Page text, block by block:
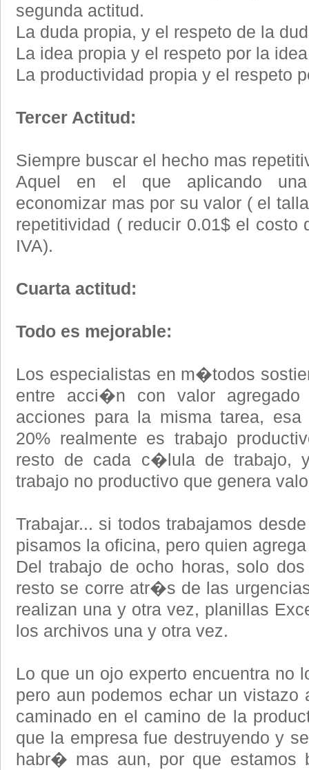
segunda actitud.
La duda propia, y el respeto de la
La idea propia y el respeto por la
La productividad propia y el respeto
Tercer Actitud:
Siempre buscar el hecho mas
Aquel en el que aplicando
economizar mas por su valor ( el
repetitividad ( reducir 0.01$ el costo
IVA).
Cuarta actitud:
Todo es mejorable:
Los especialistas en m�todos
entre acci�n con valor
acciones para la misma tarea,
20% realmente es trabajo
resto de cada c�lula de trabajo,
trabajo no productivo que genera
Trabajar... si todos trabajamos
pisamos la oficina, pero quien
Del trabajo de ocho horas, solo
resto se corre atr�s de las
realizan una y otra vez, planillas
los archivos una y otra vez.
Lo que un ojo experto encuentra no
pero aun podemos echar un
caminado en el camino de la
que la empresa fue destruyendo y
habr� mas aun, por que estamos